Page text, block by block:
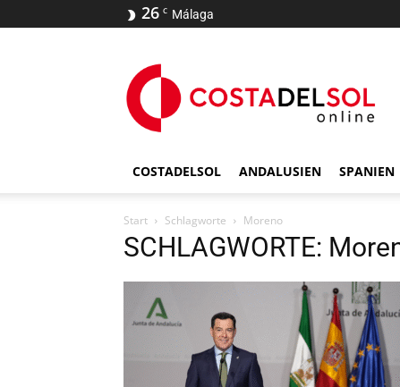
26 C Málaga
COSTADELSOL ANDALUSIEN SPANIEN
Start Schlagworte Moreno
SCHLAGWORTE: